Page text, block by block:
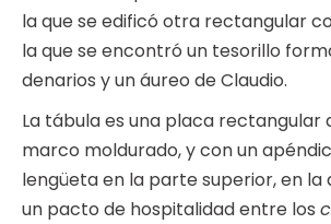
la que se edificó otra rectangular
la que se encontró un tesorillo
denarios y un áureo de Claudio.
La tábula es una placa rectangular
marco moldurado, y con un
lengüeta en la parte superior, en la
un pacto de hospitalidad entre los